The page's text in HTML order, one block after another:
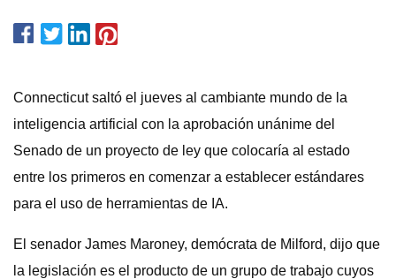
Connecticut saltó el jueves al cambiante mundo de la
inteligencia artificial con la aprobación unánime del
Senado de un proyecto de ley que colocaría al estado
entre los primeros en comenzar a establecer estándares
para el uso de herramientas de IA.
El senador James Maroney, demócrata de Milford, dijo que
la legislación es el producto de un grupo de trabajo cuyos